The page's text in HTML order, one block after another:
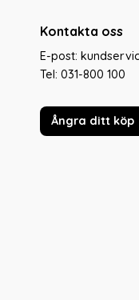
Kontakta oss
E-post:
Tel: 031-800 100
Ångra ditt köp